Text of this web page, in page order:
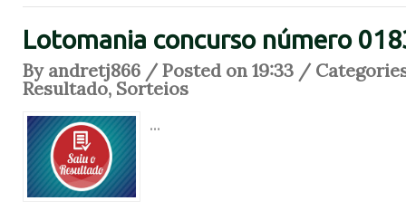
Lotomania concurso número
By andretj866 / Posted on 19:33 /
Resultado, Sorteios
...